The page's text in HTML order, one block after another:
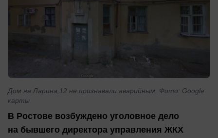
Дом на Ларина,12 не признавали аварийным. Фото: Google
карты
В Ростове возбуждено уголовное дело
на бывшего директора управления ЖКХ